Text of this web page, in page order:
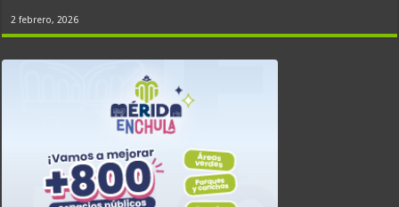
2 febrero, 2026